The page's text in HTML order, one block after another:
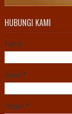
HUBUNGI KAMI
Nama
Email *
Pesan *